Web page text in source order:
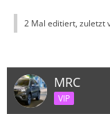
2 Mal editiert, zuletzt
MRC
VIP